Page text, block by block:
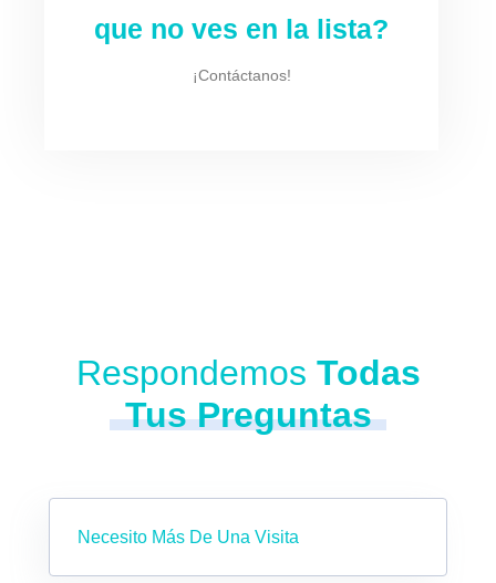
que no ves en la lista?
¡Contáctanos!
Respondemos Todas
Tus Preguntas
Necesito Más De Una Visita